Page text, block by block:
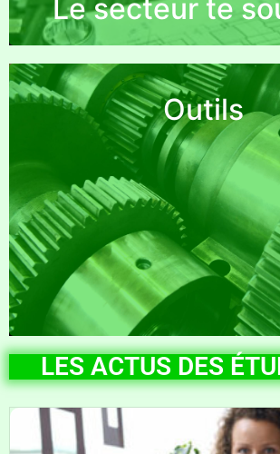
Le secteur te
Outils
Une série d’outils pratiques à votre
LES ACTUS DES